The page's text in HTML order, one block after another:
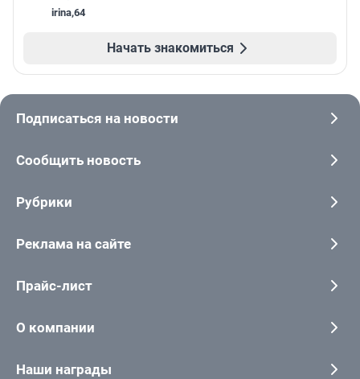
irina,64
Начать знакомиться
Подписаться на новости
Сообщить новость
Рубрики
Реклама на сайте
Прайс-лист
О компании
Наши награды